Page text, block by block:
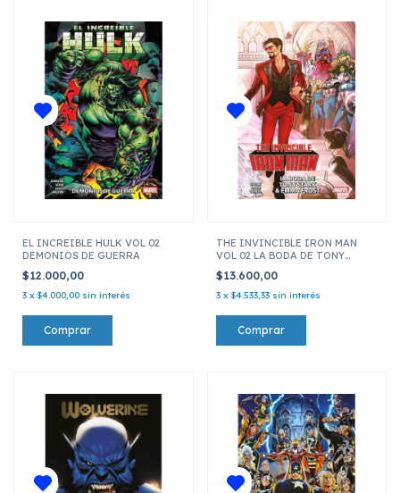
EL INCREIBLE HULK VOL 02
DEMONIOS DE GUERRA
$12.000,00
3 x $4.000,00 sin interés
THE INVINCIBLE IRON MAN
VOL 02 LA BODA DE TONY
$13.600,00
3 x $4.533,33 sin interés